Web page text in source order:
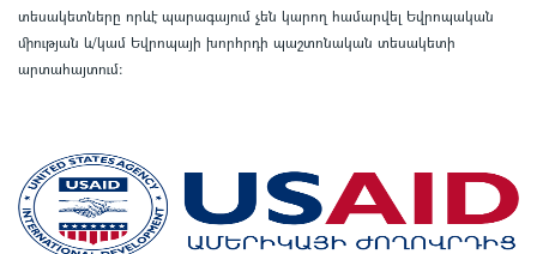
տեսակետները որևէ պարագայում չեն կարող համարվել Եվրոպական
միության և/կամ Եվրոպայի խորհրդի պաշտոնական տեսակետի
արտահայտում: